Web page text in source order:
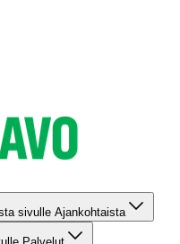
sivulle Ajankohtaista